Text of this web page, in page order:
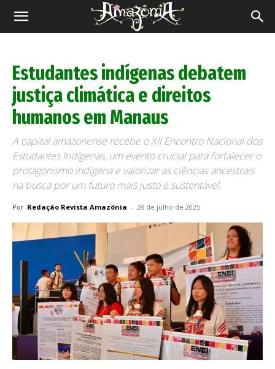
Revista
Estudantes indígenas debatem
justiça climática e direitos
humanos em Manaus
A capital amazonense recebe o XII Encontro Nacional dos
Estudantes Indígenas, um evento crucial para fortalecer o
protagonismo indígena e valorizar as ciências ancestrais
na busca por um futuro mais justo e sustentável.
Por Redação Revista Amazônia - 28 de julho de 2025